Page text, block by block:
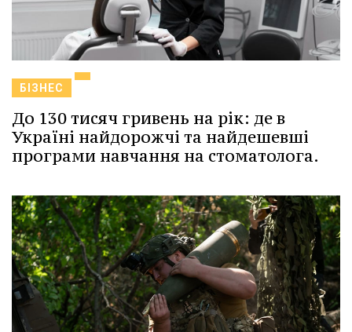
БІЗНЕС
До 130 тисяч гривень на рік: де в
Україні найдорожчі та найдешевші
програми навчання на стоматолога.